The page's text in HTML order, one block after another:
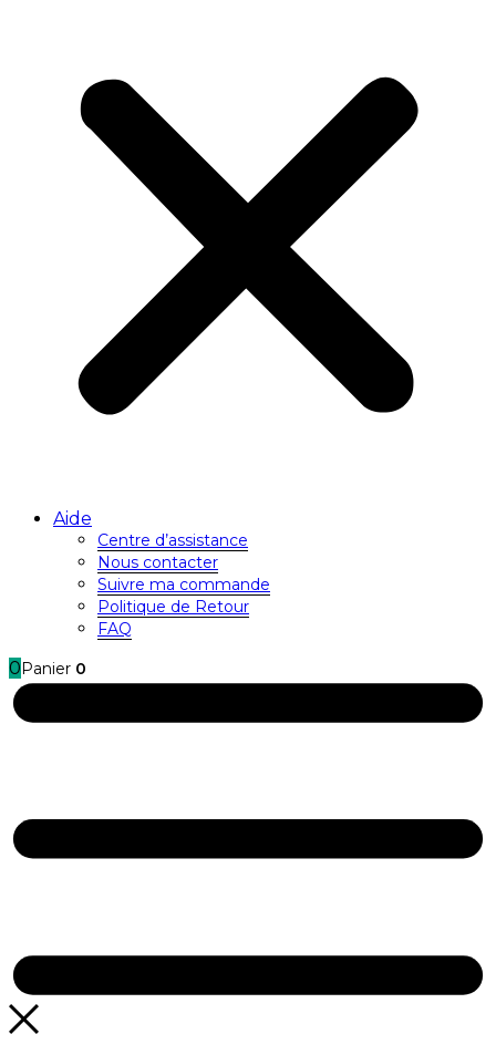
Aide
Centre d’assistance
Nous contacter
Suivre ma commande
Politique de Retour
FAQ
0 Panier 0